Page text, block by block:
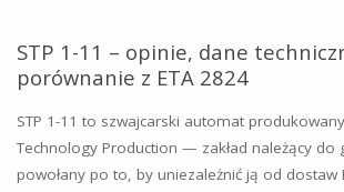
ZEGARKACH"
OPINIE,
DANE
TECHNICZNE,
STP 1-11 – opinie, dane
porównanie z ETA 2824
STP 1-11 to szwajcarski automat
Technology Production — zakład należący do
powołany po to, by uniezależnić ją od dostaw